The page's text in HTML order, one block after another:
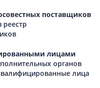
поставщиков
лицами
органов
лица